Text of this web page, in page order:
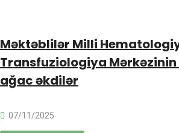
Məktəblilər Milli
Transfuziologiya
ağac əkdilər
07/11/2025